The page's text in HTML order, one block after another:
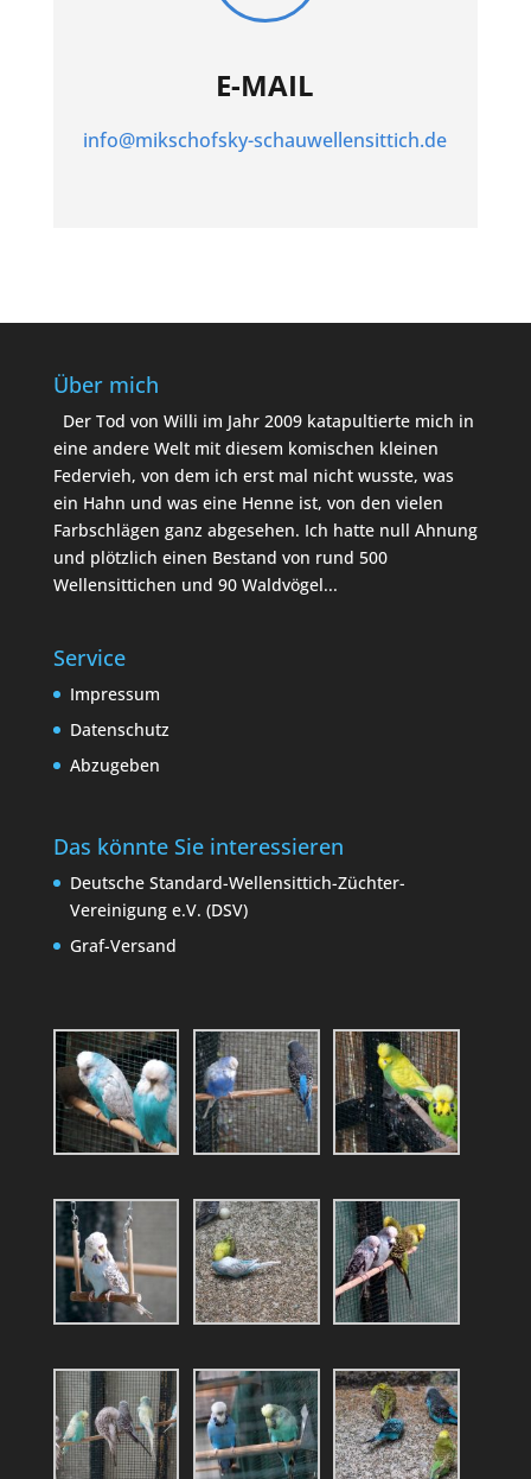
E-MAIL
info@mikschofsky-schauwellensittich.de
Über mich
Der Tod von Willi im Jahr 2009 katapultierte mich in
eine andere Welt mit diesem komischen kleinen
Federvieh, von dem ich erst mal nicht wusste, was
ein Hahn und was eine Henne ist, von den vielen
Farbschlägen ganz abgesehen. Ich hatte null Ahnung
und plötzlich einen Bestand von rund 500
Wellensittichen und 90 Waldvögel...
Service
Impressum
Datenschutz
Abzugeben
Das könnte Sie interessieren
Deutsche Standard-Wellensittich-Züchter-
Vereinigung e.V. (DSV)
Graf-Versand